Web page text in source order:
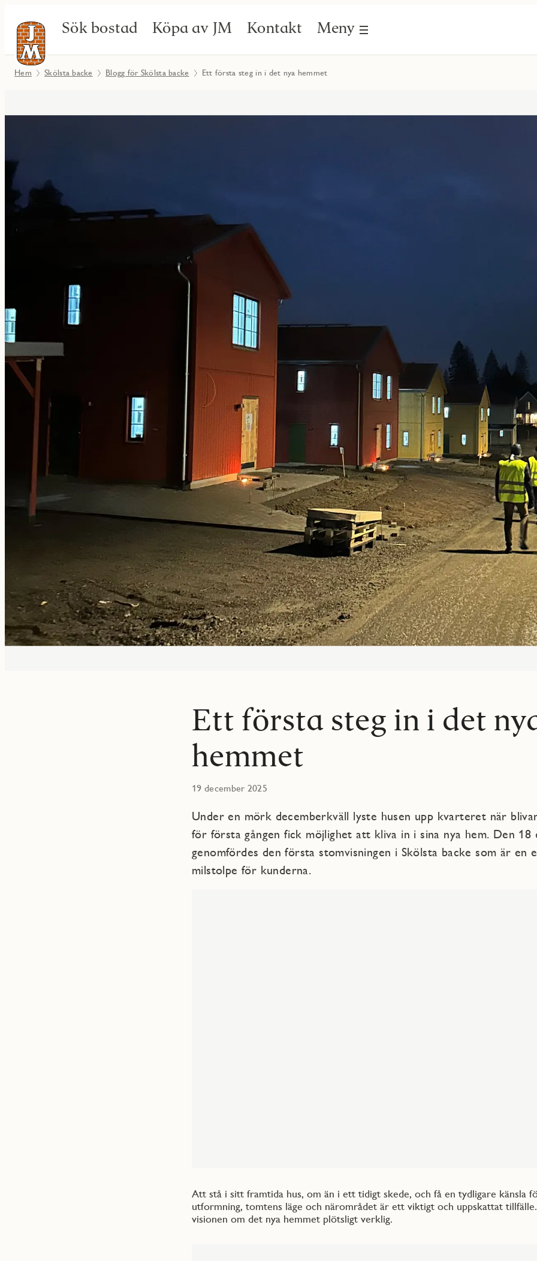
Sök bostad Köpa av JM Kontakt Meny
Hem Skölsta backe Blogg för Skölsta backe Ett första steg in i det nya hemmet
Ett första steg in i det
hemmet
19 december 2025
Under en mörk decemberkväll lyste husen upp kvarteret när
för första gången fick möjlighet att kliva in i sina nya hem. Den 18
genomfördes den första stomvisningen i Skölsta backe som är en
milstolpe för kunderna.
Att stå i sitt framtida hus, om än i ett tidigt skede, och få en tydligare känsla
utformning, tomtens läge och närområdet är ett viktigt och uppskattat
visionen om det nya hemmet plötsligt verklig.